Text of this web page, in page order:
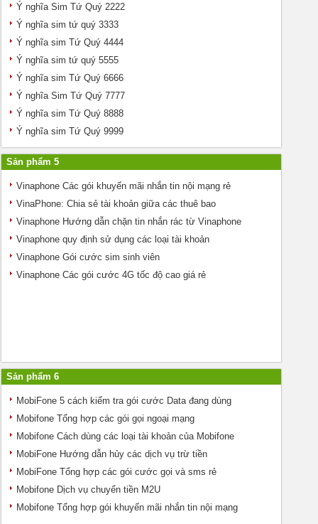
Ý nghĩa Sim Tứ Quý 2222
Ý nghĩa sim tứ quý 3333
Ý nghĩa sim Tứ Quý 4444
Ý nghĩa sim tứ quý 5555
Ý nghĩa sim Tứ Quý 6666
Ý nghĩa Sim Tứ Quý 7777
Ý nghĩa sim Tứ Quý 8888
Ý nghĩa sim Tứ Quý 9999
Sản phẩm 5
Vinaphone Các gói khuyến mãi nhắn tin nội mạng rẻ
VinaPhone: Chia sẻ tài khoản giữa các thuê bao
Vinaphone Hướng dẫn chặn tin nhắn rác từ Vinaphone
Vinaphone quy định sử dụng các loại tài khoản
Vinaphone Gói cước sim sinh viên
Vinaphone Các gói cước 4G tốc độ cao giá rẻ
Sản phẩm 6
MobiFone 5 cách kiểm tra gói cước Data đang dùng
Mobifone Tổng hợp các gói gọi ngoại mạng
Mobifone Cách dùng các loại tài khoản của Mobifone
MobiFone Hướng dẫn hủy các dịch vụ trừ tiền
MobiFone Tổng hợp các gói cước gọi và sms rẻ
Mobifone Dịch vụ chuyển tiền M2U
Mobifone Tổng hợp gói khuyến mãi nhắn tin nội mạng